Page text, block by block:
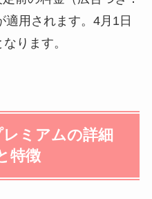
適用されます。4月1日
ります。
ミアムの詳細
特徴